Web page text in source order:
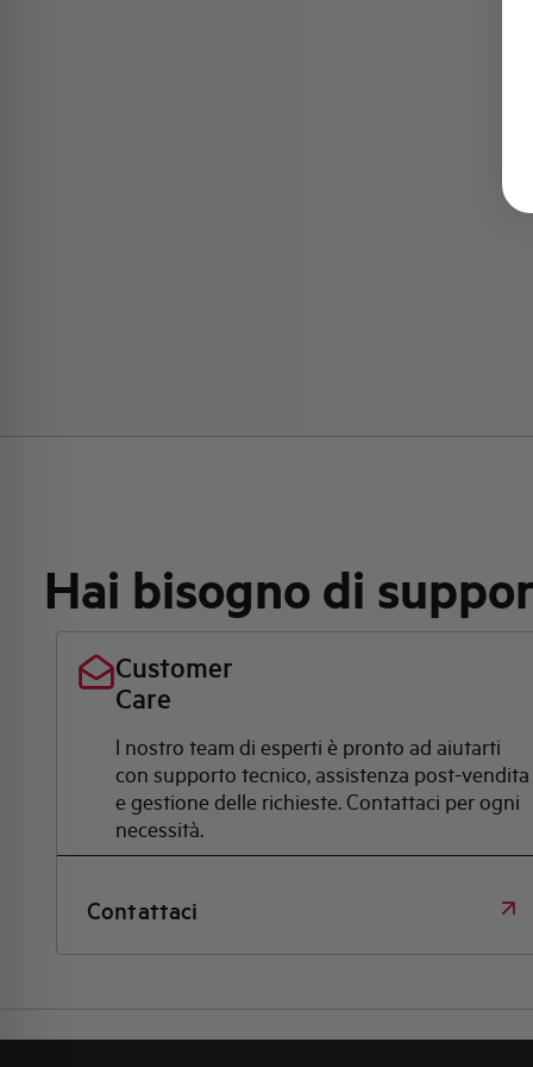
Hai bisogno di
Customer
Care
l nostro team di esperti è pronto ad aiutarti
con supporto tecnico, assistenza post-vendita
e gestione delle richieste. Contattaci per ogni
necessità.
Contattaci